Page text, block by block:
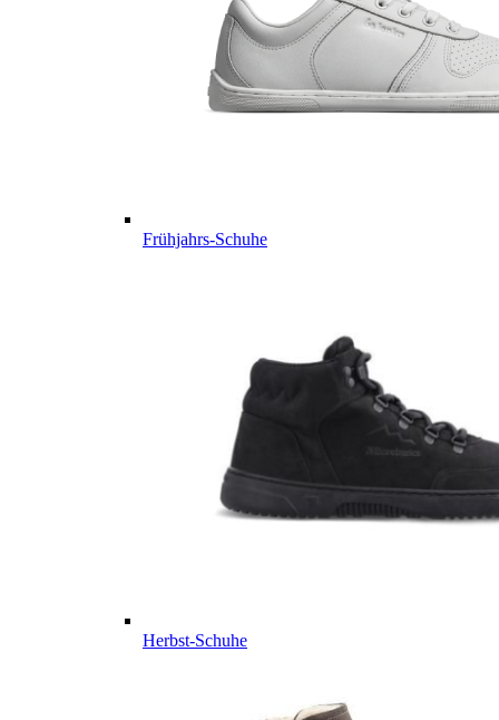
Frühjahrs-Schuhe
Herbst-Schuhe